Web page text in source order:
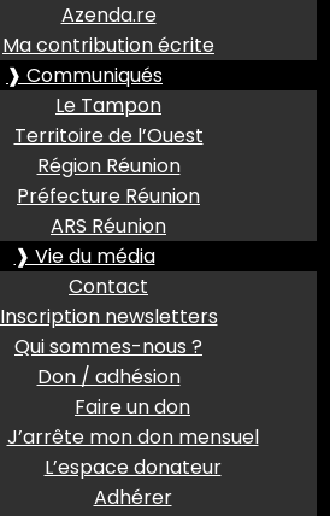
Azenda.re
Ma contribution écrite
❱ Communiqués
Le Tampon
Territoire de l’Ouest
Région Réunion
Préfecture Réunion
ARS Réunion
❱ Vie du média
Contact
Inscription newsletters
Qui sommes-nous ?
Don / adhésion
Faire un don
J’arrête mon don mensuel
L’espace donateur
Adhérer